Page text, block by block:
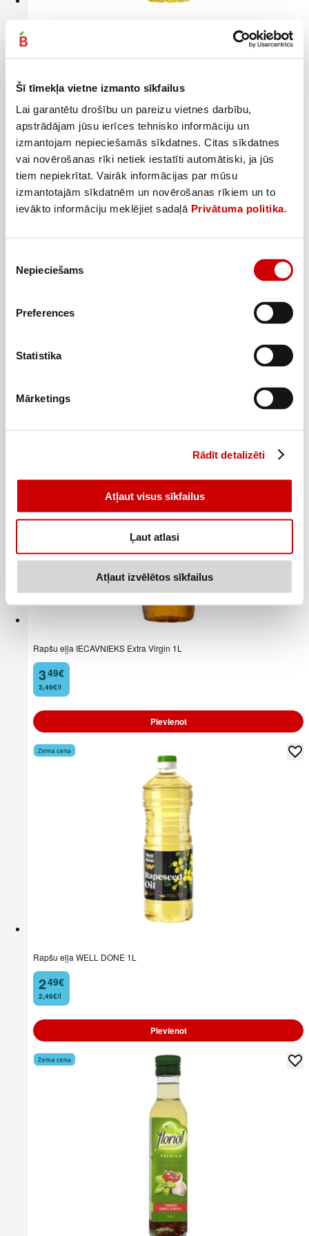
Šī tīmekļa vietne izmanto sīkfailus
Lai garantētu drošību un pareizu vietnes darbību,
apstrādājam jūsu ierīces tehnisko informāciju un
izmantojam nepieciešamās sīkdatnes. Citas sīkdatnes
vai novērošanas rīki netiek iestatīti automātiski, ja jūs
tiem nepiekrītat. Vairāk informācijas par mūsu
izmantotajām sīkdatnēm un novērošanas rīkiem un to
ievākto informāciju meklējiet sadaļā Privātuma politika.
izvēle
Nepieciešams
Preferences
Statistika
Mārketings
Rādīt detalizēti
Atļaut visus sīkfailus
Ļaut atlasi
Atļaut izvēlētos sīkfailus
409€
Rapšu eļļa IECAVNIEKS Extra Virgin 1L
3
. 49€
3,49€/l
Pievienot
Rapšu eļļa WELL DONE 1L
2
. 49€
2,49€/l
Pievienot